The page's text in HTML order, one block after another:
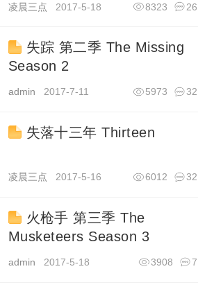
凌晨三点 2017-5-18 26
8323
失踪 第二季 The Missing
Season 2
admin 2017-7-11 32
5973
失落十三年 Thirteen
凌晨三点 2017-5-16 32
6012
火枪手 第三季 The
Musketeers Season 3
admin 2017-5-18 7
3908